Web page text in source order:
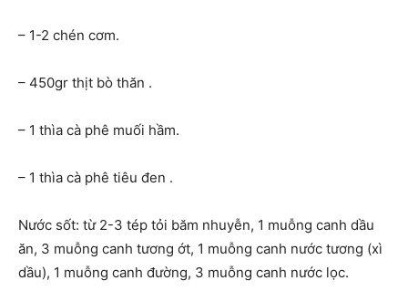
– 1-2 chén cơm.
– 450gr thịt bò thăn .
– 1 thìa cà phê muối hầm.
– 1 thìa cà phê tiêu đen .
Nước sốt: từ 2-3 tép tỏi băm nhuyễn, 1 muỗng canh dầu
ăn, 3 muỗng canh tương ớt, 1 muỗng canh nước tương (xì
dầu), 1 muỗng canh đường, 3 muỗng canh nước lọc.